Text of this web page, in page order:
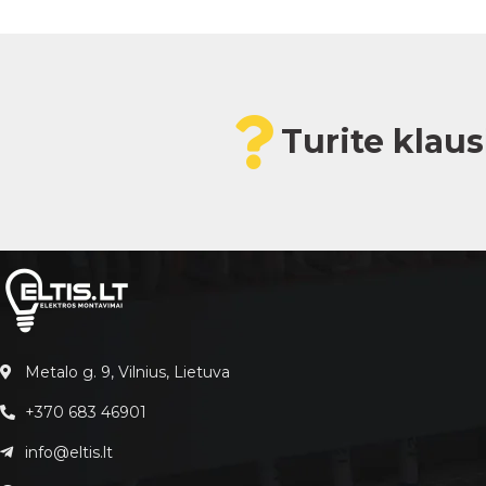
Turite
Metalo g. 9, Vilnius, Lietuva
+370 683 46901
info@eltis.lt